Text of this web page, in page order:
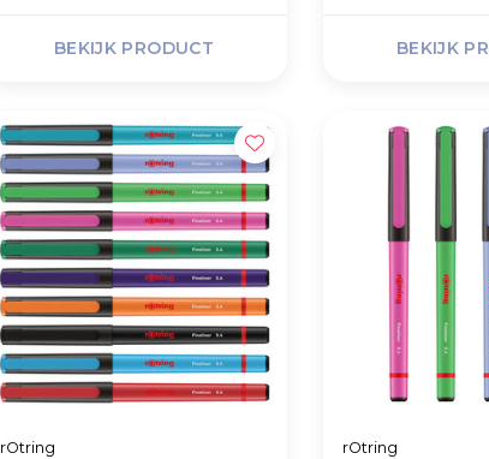
BEKIJK PRODUCT BEKIJK
rOtring rOtring